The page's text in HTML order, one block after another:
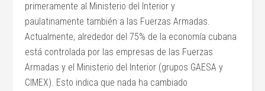
primeramente al Ministerio del Interior y
paulatinamente también a las Fuerzas Armadas.
Actualmente, alrededor del 75% de la economía cubana
está controlada por las empresas de las Fuerzas
Armadas y el Ministerio del Interior (grupos GAESA y
CIMEX). Esto indica que nada ha cambiado